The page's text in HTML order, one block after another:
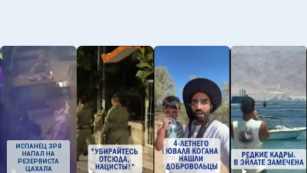
ИСПАНЕЦ ЗРЯ
НАПАЛ НА
РЕЗЕРВИСТА
ЦАХАЛА